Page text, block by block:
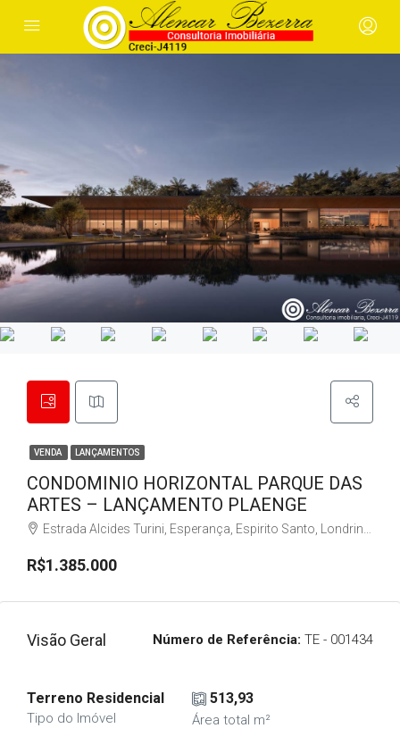
VENDA LANÇAMENTOS
CONDOMINIO HORIZONTAL PARQUE DAS
ARTES – LANÇAMENTO PLAENGE
Estrada Alcides Turini, Esperança, Espirito Santo, Londrina, Região Geográfica Imediata de Londrina, Região Geográfica Intermediária de Londrina, Paraná, Região Sul, 86055-701, Brasil
R$1.385.000
Visão Geral Número de Referência: TE - 001434
Terreno Residencial
Tipo do Imóvel
513,93
Área total m²